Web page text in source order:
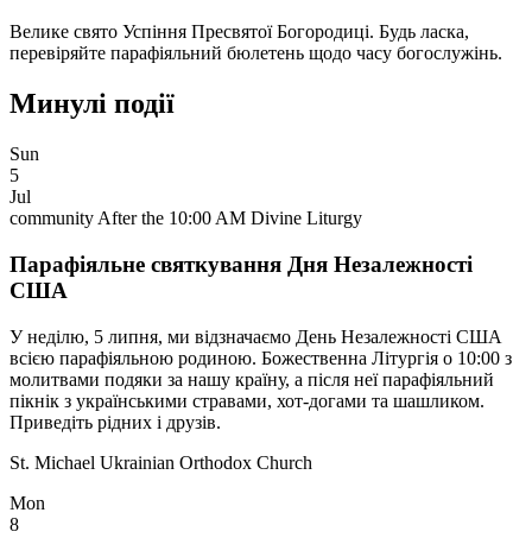
Велике свято Успіння Пресвятої Богородиці. Будь ласка,
перевіряйте парафіяльний бюлетень щодо часу богослужінь.
Минулі події
Sun
5
Jul
community After the 10:00 AM Divine Liturgy
Парафіяльне святкування Дня Незалежності
США
У неділю, 5 липня, ми відзначаємо День Незалежності США
всією парафіяльною родиною. Божественна Літургія о 10:00 з
молитвами подяки за нашу країну, а після неї парафіяльний
пікнік з українськими стравами, хот-догами та шашликом.
Приведіть рідних і друзів.
St. Michael Ukrainian Orthodox Church
Mon
8